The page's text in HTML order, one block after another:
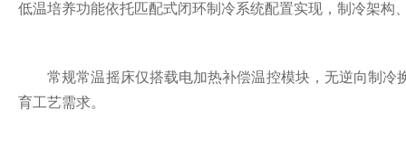
低温培养功能依托匹配式闭环制冷系统配置实现，制冷架
常规常温摇床仅搭载电加热补偿温控模块，无逆向制冷
育工艺需求。